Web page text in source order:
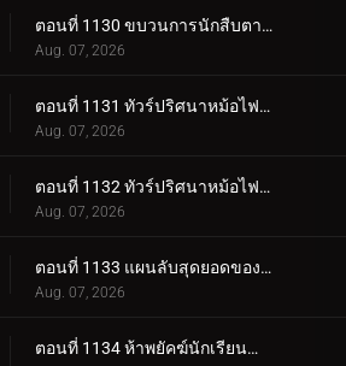
ตอนที่ 1130 ขบวนการนักสืบตามล่าโจรวิ่งราว
Aug. 07, 2026
ตอนที่ 1131 ทัวร์ปริศนาหม้อไฟเท็ตจิริ (ภาคท่าเรือโมจิ-โคคุระ)
Aug. 07, 2026
ตอนที่ 1132 ทัวร์ปริศนาหม้อไฟเท็ตจิริ (ภาคชิโมโนเซกิ)
Aug. 07, 2026
ตอนที่ 1133 แผนลับสุดยอดของประธานผู้มีเสน่ห์
Aug. 07, 2026
ตอนที่ 1134 ห้าพยัคฆ์นักเรียนตำรวจ Wild Police Story CASE.ฟุรุยะ เรย์